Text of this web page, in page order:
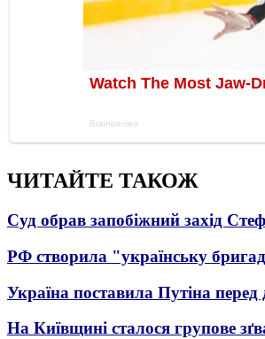
ЧИТАЙТЕ ТАКОЖ
Суд обрав запобіжний захід
РФ створила "українську
Україна поставила Путіна
На Київщині сталося групове